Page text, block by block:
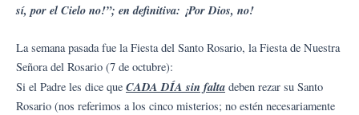
sí, por el Cielo no!”; en definitiva: ¡Por Dios, no!
La semana pasada fue la Fiesta del Santo Rosario, la Fiesta de Nuestra
Señora del Rosario (7 de octubre):
Si el Padre les dice que CADA DÍA sin falta deben rezar su Santo
Rosario (nos referimos a los cinco misterios; no estén necesariamente